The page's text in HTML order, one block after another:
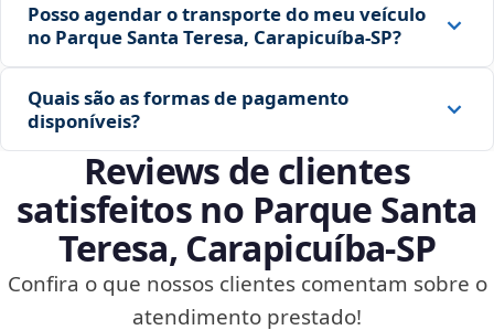
Posso agendar o transporte do meu veículo
no Parque Santa Teresa, Carapicuíba‑SP?
Quais são as formas de pagamento
disponíveis?
Reviews de clientes
satisfeitos no Parque Santa
Teresa, Carapicuíba‑SP
Confira o que nossos clientes comentam sobre o
atendimento prestado!